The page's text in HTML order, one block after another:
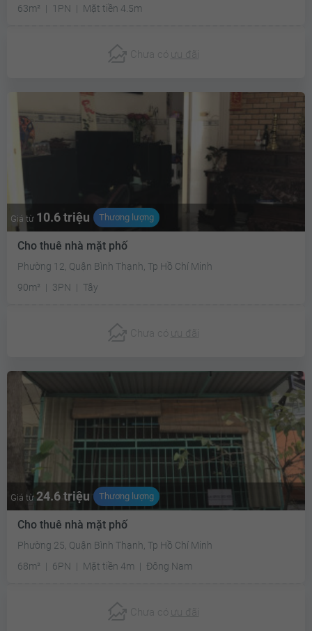
63m²
1PN Mặt tiền 4.5m
Chưa có ưu đãi
Giá từ 10.6 triệu Thương lượng
Cho thuê nhà mặt phố
Phường 12, Quận Bình Thạnh, Tp Hồ Chí Minh
90m²
3PN Tây
Chưa có ưu đãi
Giá từ 24.6 triệu Thương lượng
Cho thuê nhà mặt phố
Phường 25, Quận Bình Thạnh, Tp Hồ Chí Minh
68m²
6PN Mặt tiền 4m Đông Nam
Chưa có ưu đãi